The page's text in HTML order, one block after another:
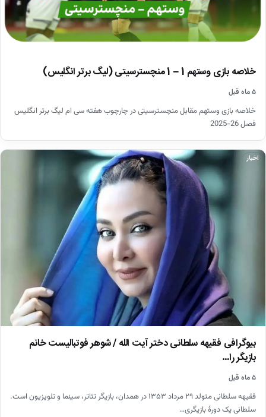
خلاصه بازی وستهم 1 – 1 منچسترسیتی (لیگ برتر انگلیس)
۵ ماه قبل
خلاصه بازی وستهم مقابل منچسترسیتی در چارچوب هفته سی ام لیگ برتر انگلیس
فصل 26-2025
اخبار
بیوگرافی فقیهه سلطانی دختر آیت الله / شوهر فوتبالیست خانم
بازیگر را…
۵ ماه قبل
فقیهه سلطانی متولد ۲۹ مرداد ۱۳۵۳ در همدان، بازیگر تئاتر، سینما و تلویزیون است.
سلطانی یک دورهٔ بازیگری…